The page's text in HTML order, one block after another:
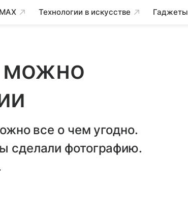
Технологии в искусстве Гаджеты
все о чем угодно.
сделали фотографию.